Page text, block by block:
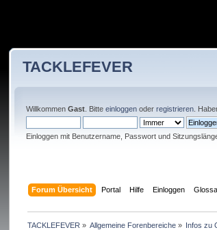
TACKLEFEVER
WillkommenGast . Bitteeinloggen oderregistrieren .
Einloggen mit Benutzername, Passwort und
Forum Übersicht Portal Hilfe Einloggen
TACKLEFEVER » Allgemeine Forenbereiche » Infos zu